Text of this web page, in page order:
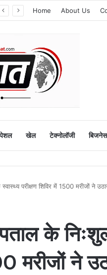
Home About Us
खेल टेक्नोलॉजी बिजनेस
परीक्षण शिविर में 1500 मरीजों ने
के
मरीजों ने